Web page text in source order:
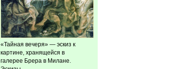
«Тайная вечеря» — эскиз к
картине, хранящейся в
галерее Брера в Милане.